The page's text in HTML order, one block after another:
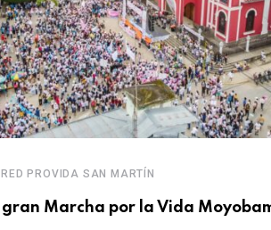
RED PROVIDA SAN MARTÍN
Marcha por la Vida